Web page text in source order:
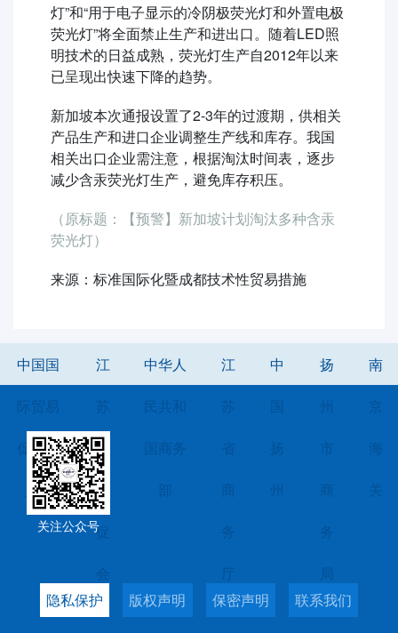
灯”和“用于电子显示的冷阴极荧光灯和外置电极
荧光灯”将全面禁止生产和进出口。随着LED照
明技术的日益成熟，荧光灯生产自2012年以来
已呈现出快速下降的趋势。
新加坡本次通报设置了2-3年的过渡期，供相关
产品生产和进口企业调整生产线和库存。我国
相关出口企业需注意，根据淘汰时间表，逐步
减少含汞荧光灯生产，避免库存积压。
（原标题：【预警】新加坡计划淘汰多种含汞
荧光灯）
来源：标准国际化暨成都技术性贸易措施
中国国
际贸易
促进委
员会
江
苏
省
贸
促
会
中华人
民共和
国商务
部
江
苏
省
商
务
厅
中
国
扬
州
扬
州
市
商
务
局
南
京
海
关
关注公众号
隐私保护 版权声明 保密声明 联系我们